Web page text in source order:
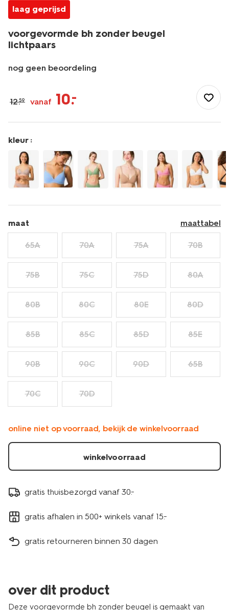
laag geprijsd
voorgevormde bh zonder beugel
lichtpaars
nog geen beoordeling
bh/voorgevormde-
zonder-
beugel-
lichtpaars-
21800818LIGHTPURPLE.html
12.59 vanaf 10.–
kleur :
maat maattabel
65A 70A 75A 70B
75B 75C 75D 80A
80B 80C 80E 80D
85B 85C 85D 85E
90B 90C 90D 65B
70C 70D
online niet op voorraad, bekijk de winkelvoorraad
winkelvoorraad
gratis thuisbezorgd vanaf 30.-
gratis afhalen in 500+ winkels vanaf 15.-
gratis retourneren binnen 30 dagen
over dit product
Deze voorgevormde bh zonder beugel is gemaakt van